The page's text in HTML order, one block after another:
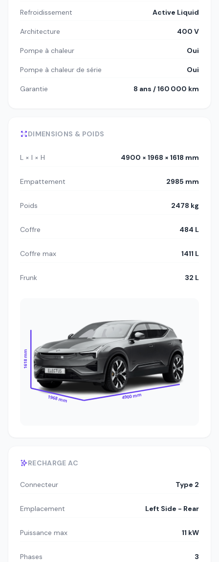
Refroidissement Active Liquid
Architecture 400 V
Pompe à chaleur Oui
Pompe à chaleur de série Oui
Garantie 8 ans / 160 000 km
DIMENSIONS & POIDS
L × l × H 4900 × 1968 × 1618 mm
Empattement 2985 mm
Poids 2478 kg
Coffre 484 L
Coffre max 1411 L
Frunk 32 L
1618 mm
1968 mm 4900 mm
RECHARGE AC
Connecteur Type 2
Emplacement Left Side - Rear
Puissance max 11 kW
Phases 3